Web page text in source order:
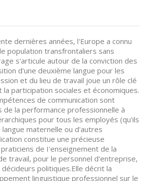
dernières années, l'Europe a connu
population transfrontaliers sans
s'articule autour de la conviction des
d'une deuxième langue pour les
et du lieu de travail joue un rôle clé
participation sociales et économiques.
de communication sont
de la performance professionnelle à
pour tous les employés (qu'ils
maternelle ou d'autres
constitue une précieuse
de I'enseignement de la
travail, pour le personnel d'entreprise,
politiques.Elle décrit la
linguistique professionnel sur le